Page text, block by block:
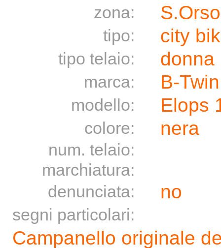
zona:
tipo: city
tipo telaio: donna
marca: B-
modello: Elops
colore: nera
num. telaio:
marchiatura:
denunciata:
no
segni particolari:
Campanello originale